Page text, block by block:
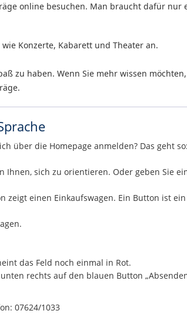
online besuchen. Man braucht dafür
Konzerte, Kabarett und Theater an.
zu haben. Wenn Sie mehr wissen
über die Homepage anmelden? Das geht so:
sich zu orientieren. Oder geben Sie
einen Einkaufswagen. Ein Button ist
das Feld noch einmal in Rot.
rechts auf den blauen Button
07624/1033